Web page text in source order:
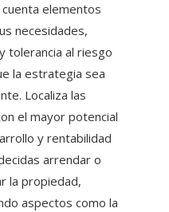
elementos
necesidades,
tolerancia al riesgo
la estrategia sea
Localiza las
el mayor potencial
y rentabilidad
arrendar o
la propiedad,
aspectos como la